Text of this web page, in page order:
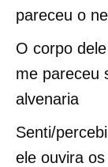
pareceu o
O corpo
me pareceu
alvenaria
Senti/
ele ouvira